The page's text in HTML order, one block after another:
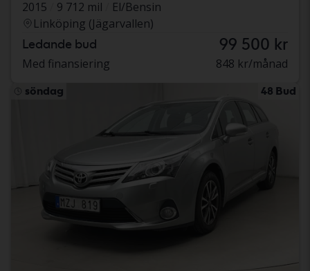
2015
9 712 mil
El/Bensin
Linköping (Jägarvallen)
Ledande bud 99 500 kr
Med finansiering 848 kr/månad
söndag 48 Bud